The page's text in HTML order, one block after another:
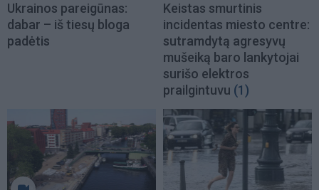
Ukrainos pareigūnas:
dabar – iš tiesų bloga
padėtis
Keistas smurtinis
incidentas miesto centre:
sutramdytą agresyvų
mušeiką baro lankytojai
surišo elektros
prailgintuvu (1)